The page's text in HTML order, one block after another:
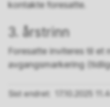
kontakte foresatte.
3. årstrinn
Foresatte inviteres til et
avgangsmarkering
Sist endret 17.10.2025